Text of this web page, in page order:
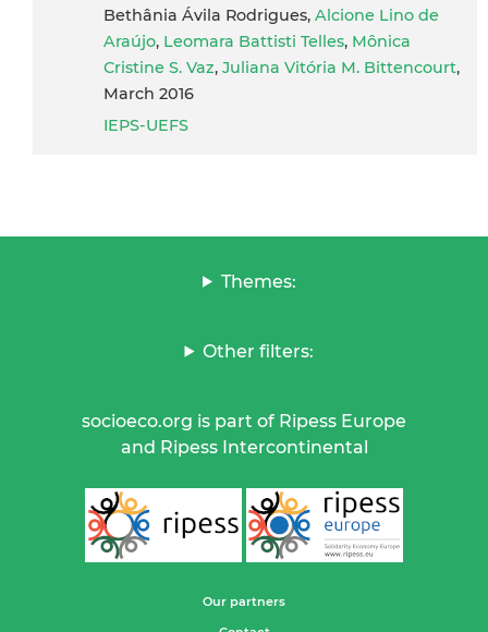
Bethânia Ávila Rodrigues, Alcione Lino de
Araújo, Leomara Battisti Telles, Mônica
Cristine S. Vaz, Juliana Vitória M. Bittencourt,
March 2016
IEPS-UEFS
Themes:
Other filters:
socioeco.org is part of Ripess Europe
and Ripess Intercontinental
Our partners